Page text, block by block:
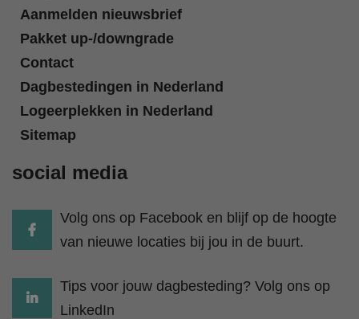
Aanmelden nieuwsbrief
Pakket up-/downgrade
Contact
Dagbestedingen in Nederland
Logeerplekken in Nederland
Sitemap
social media
Volg ons op Facebook en blijf op de hoogte
van nieuwe locaties bij jou in de buurt.
Tips voor jouw dagbesteding? Volg ons op
LinkedIn